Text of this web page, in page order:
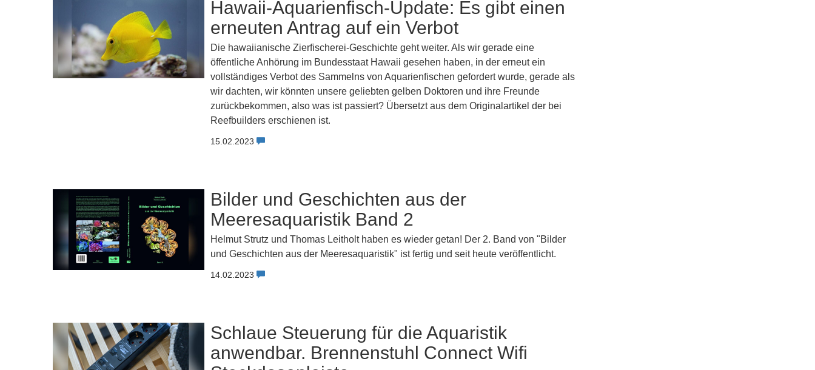
Hawaii-Aquarienfisch-Update: Es gibt einen
erneuten Antrag auf ein Verbot
Die hawaiianische Zierfischerei-Geschichte geht weiter. Als wir gerade eine
öffentliche Anhörung im Bundesstaat Hawaii gesehen haben, in der erneut ein
vollständiges Verbot des Sammelns von Aquarienfischen gefordert wurde, gerade als
wir dachten, wir könnten unsere geliebten gelben Doktoren und ihre Freunde
zurückbekommen, also was ist passiert? Übersetzt aus dem Originalartikel der bei
Reefbuilders erschienen ist.
15.02.2023
Bilder und Geschichten aus der
Meeresaquaristik Band 2
Helmut Strutz und Thomas Leitholt haben es wieder getan! Der 2. Band von "Bilder
und Geschichten aus der Meeresaquaristik" ist fertig und seit heute veröffentlicht.
14.02.2023
Schlaue Steuerung für die Aquaristik
anwendbar. Brennenstuhl Connect Wifi